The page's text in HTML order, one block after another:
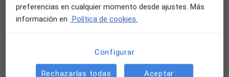
Primera visita Odontología
Desde 40 €
DetallesLimpieza dental
preferencias en cualquier momento desde ajustes. Más
información en Política de cookies.
Configurar
Rechazarlas todas Aceptar